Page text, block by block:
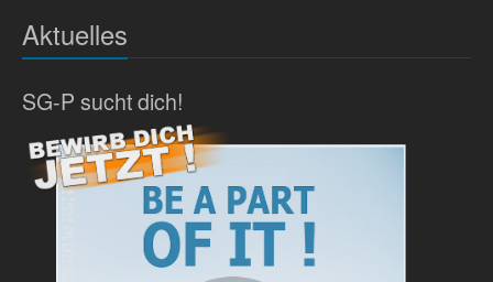
Aktuelles
SG-P sucht dich!